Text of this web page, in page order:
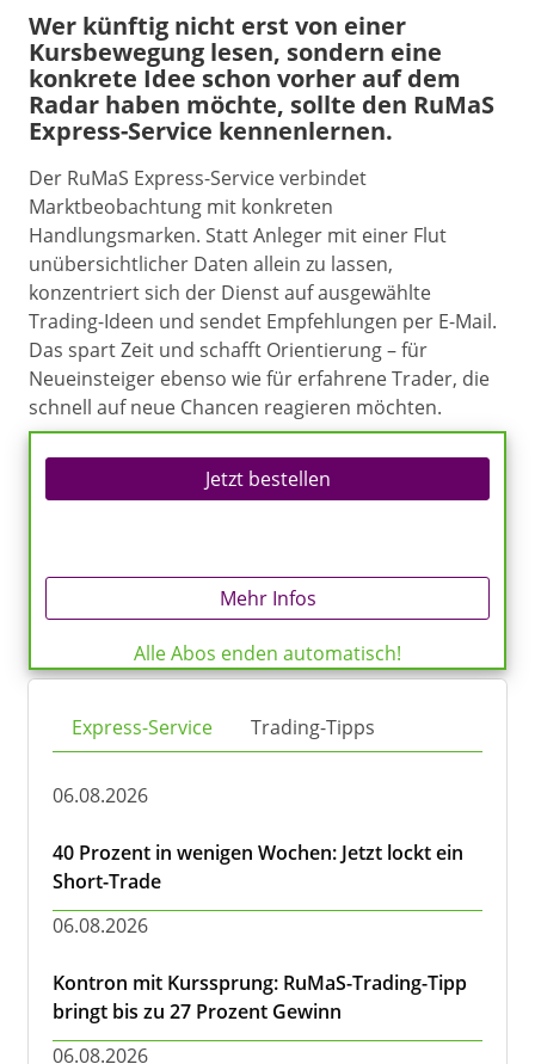
Wer künftig nicht erst von einer
Kursbewegung lesen, sondern eine
konkrete Idee schon vorher auf dem
Radar haben möchte, sollte den RuMaS
Express-Service kennenlernen.
Der RuMaS Express-Service verbindet
Marktbeobachtung mit konkreten
Handlungsmarken. Statt Anleger mit einer Flut
unübersichtlicher Daten allein zu lassen,
konzentriert sich der Dienst auf ausgewählte
Trading-Ideen und sendet Empfehlungen per E-Mail.
Das spart Zeit und schafft Orientierung – für
Neueinsteiger ebenso wie für erfahrene Trader, die
schnell auf neue Chancen reagieren möchten.
Jetzt bestellen
Mehr Infos
Alle Abos enden automatisch!
Express-Service Trading-Tipps
06.08.2026
40 Prozent in wenigen Wochen: Jetzt lockt ein
Short-Trade
06.08.2026
Kontron mit Kurssprung: RuMaS-Trading-Tipp
bringt bis zu 27 Prozent Gewinn
06.08.2026